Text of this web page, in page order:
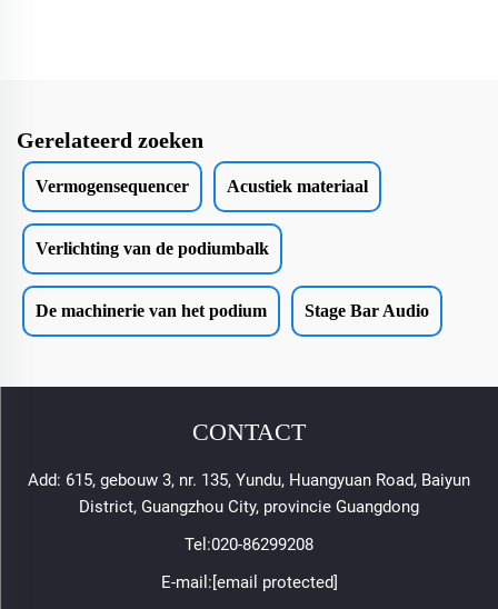
Gerelateerd zoeken
Vermogensequencer Acustiek materiaal
Verlichting van de podiumbalk
De machinerie van het podium Stage Bar Audio
CONTACT
Add: 615, gebouw 3, nr. 135, Yundu, Huangyuan Road, Baiyun
District, Guangzhou City, provincie Guangdong
Tel:020-86299208
E-mail:[email protected]